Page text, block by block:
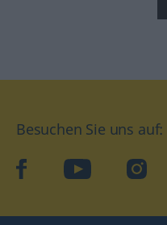
Besuchen Sie uns auf:
facebookYouTube